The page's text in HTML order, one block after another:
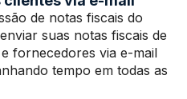
de notas fiscais do
suas notas fiscais de
fornecedores via e-mail
tempo em todas as